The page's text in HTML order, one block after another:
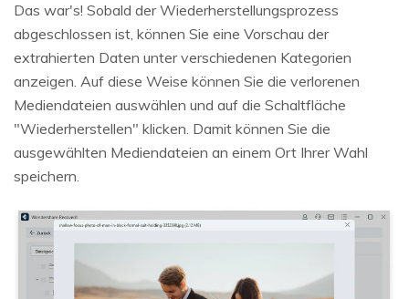
Das war's! Sobald der Wiederherstellungsprozess
abgeschlossen ist, können Sie eine Vorschau der
extrahierten Daten unter verschiedenen Kategorien
anzeigen. Auf diese Weise können Sie die verlorenen
Mediendateien auswählen und auf die Schaltfläche
"Wiederherstellen" klicken. Damit können Sie die
ausgewählten Mediendateien an einem Ort Ihrer Wahl
speichern.